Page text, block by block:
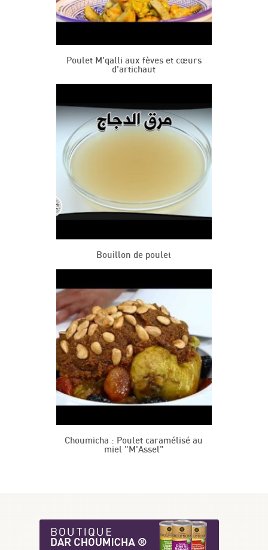
Poulet M'qalli aux fèves et cœurs
d'artichaut
Bouillon de poulet
Choumicha : Poulet caramélisé au
miel "M'Assel"